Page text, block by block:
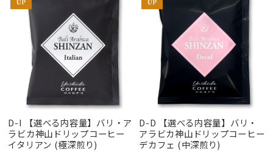
D-I 【選べる内容量】バリ・ア
ラビカ神山ドリップコーヒー
イタリアン (極深煎り)
D-D 【選べる内容量】バリ・
アラビカ神山ドリップコーヒー
デカフェ (中深煎り)